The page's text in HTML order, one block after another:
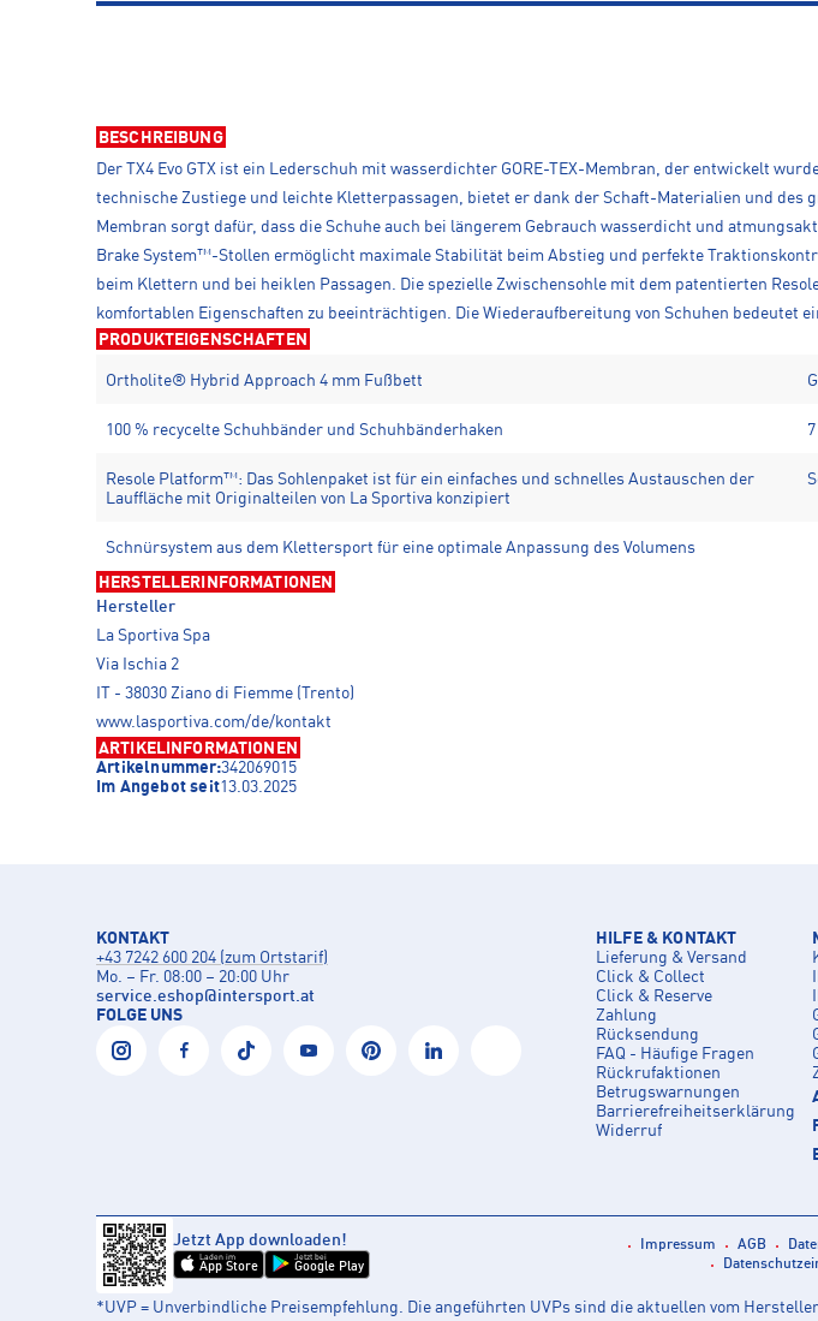
BESCHREIBUNG
Der TX4 Evo GTX ist ein Lederschuh mit wasserdichter GORE-TEX-Membran, der entwickelt
technische Zustiege und leichte Kletterpassagen, bietet er dank der Schaft-Materialien und des
Membran sorgt dafür, dass die Schuhe auch bei längerem Gebrauch wasserdicht und
Brake System™-Stollen ermöglicht maximale Stabilität beim Abstieg und perfekte
beim Klettern und bei heiklen Passagen. Die spezielle Zwischensohle mit dem patentierten
komfortablen Eigenschaften zu beeinträchtigen. Die Wiederaufbereitung von Schuhen bedeutet
PRODUKTEIGENSCHAFTEN
Ortholite® Hybrid Approach 4 mm Fußbett
100 % recycelte Schuhbänder und Schuhbänderhaken
Resole Platform™: Das Sohlenpaket ist für ein einfaches und schnelles Austauschen der
Lauffläche mit Originalteilen von La Sportiva konzipiert
Schnürsystem aus dem Klettersport für eine optimale Anpassung des Volumens
HERSTELLERINFORMATIONEN
Hersteller
La Sportiva Spa
Via Ischia 2
IT - 38030 Ziano di Fiemme (Trento)
www.lasportiva.com/de/kontakt
ARTIKELINFORMATIONEN
Artikelnummer:342069015
Im Angebot seit13.03.2025
KONTAKT
+43 7242 600 204 (zum Ortstarif)
Mo. – Fr. 08:00 – 20:00 Uhr
service.eshop@intersport.at
FOLGE UNS
HILFE & KONTAKT
Lieferung & Versand
Click & Collect
Click & Reserve
Zahlung
Rücksendung
FAQ - Häufige Fragen
Rückrufaktionen
Betrugswarnungen
Barrierefreiheitserklärung
Widerruf
Jetzt App downloaden!
Laden im
App Store
Jetzt bei
Google Play
Impressum AGB
*UVP = Unverbindliche Preisempfehlung. Die angeführten UVPs sind die aktuellen vom